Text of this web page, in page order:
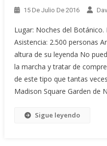
15 De Julio De 2016
Lugar: Noches del
Asistencia: 2.500 personas
altura de su leyenda No
la marcha y tratar de
de este tipo que tantas
Madison Square Garden de
Sigue leyendo